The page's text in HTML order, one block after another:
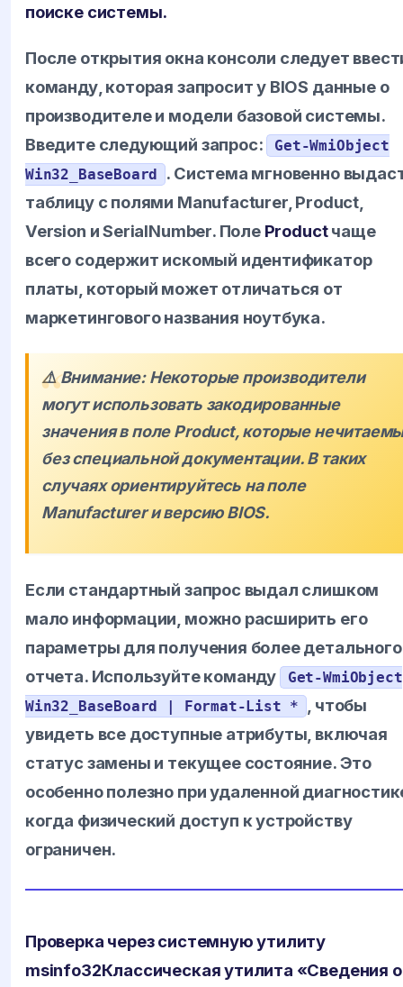
поиске системы.
После открытия окна консоли следует
команду, которая запросит у BIOS данные о
производителе и модели базовой системы.
Введите следующий запрос: Get-WmiObject
Win32_BaseBoard
. Система мгновенно
таблицу с полями Manufacturer, Product,
Version и SerialNumber. Поле Productчаще
всего содержит искомый идентификатор
платы, который может отличаться от
маркетингового названия ноутбука.
⚠️ Внимание: Некоторые производители
могут использовать закодированные
значения в поле Product, которые
без специальной документации. В таких
случаях ориентируйтесь на поле
Manufacturer и версию BIOS.
Если стандартный запрос выдал слишком
мало информации, можно расширить его
параметры для получения более детального
отчета. Используйте команду
Get-WmiObject
Win32_BaseBoard | Format-List *
, чтобы
увидеть все доступные атрибуты, включая
статус замены и текущее состояние. Это
особенно полезно при удаленной
когда физический доступ к устройству
ограничен.
Проверка через системную утилиту
msinfo32Классическая утилита «Сведения о